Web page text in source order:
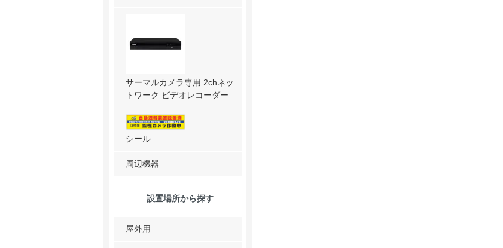
サーマルカメラ専用 2chネッ
トワーク ビデオレコーダー
シール
周辺機器
設置場所から探す
屋外用